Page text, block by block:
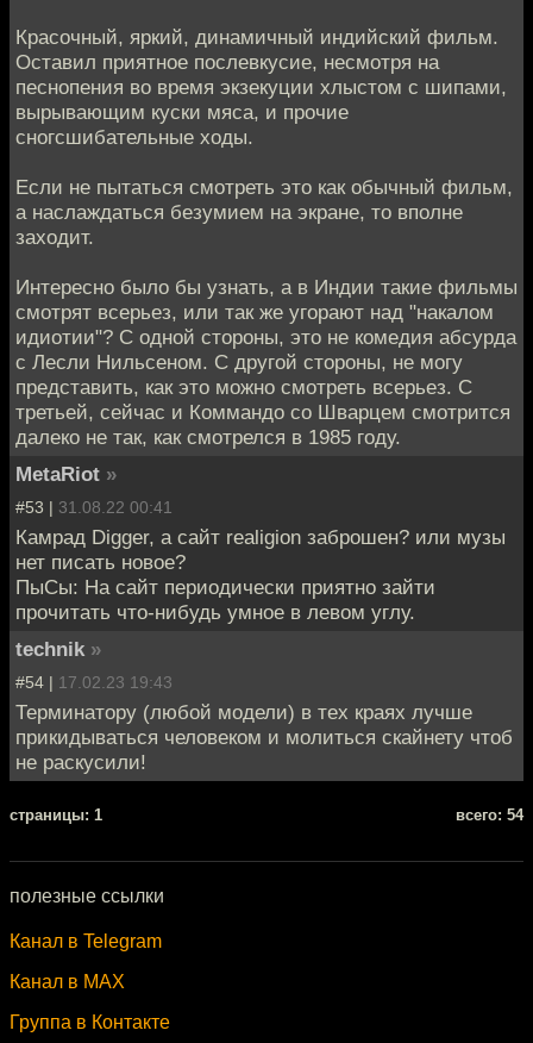
Красочный, яркий, динамичный индийский фильм.
Оставил приятное послевкусие, несмотря на
песнопения во время экзекуции хлыстом с шипами,
вырывающим куски мяса, и прочие
сногсшибательные ходы.
Если не пытаться смотреть это как обычный фильм,
а наслаждаться безумием на экране, то вполне
заходит.
Интересно было бы узнать, а в Индии такие фильмы
смотрят всерьез, или так же угорают над "накалом
идиотии"? С одной стороны, это не комедия абсурда
с Лесли Нильсеном. С другой стороны, не могу
представить, как это можно смотреть всерьез. С
третьей, сейчас и Коммандо со Шварцем смотрится
далеко не так, как смотрелся в 1985 году.
MetaRiot »
#53 | 31.08.22 00:41
Камрад Digger, а сайт realigion заброшен? или музы
нет писать новое?
ПыСы: На сайт периодически приятно зайти
прочитать что-нибудь умное в левом углу.
technik »
#54 | 17.02.23 19:43
Терминатору (любой модели) в тех краях лучше
прикидываться человеком и молиться скайнету чтоб
не раскусили!
cтраницы: 1 всего: 54
полезные ссылки
Канал в Telegram
Канал в MAX
Группа в Контакте